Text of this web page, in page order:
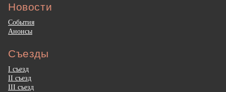
Новости
События
Анонсы
Съезды
I съезд
II съезд
III съезд